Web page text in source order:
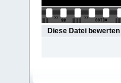
Diese Datei bewerten